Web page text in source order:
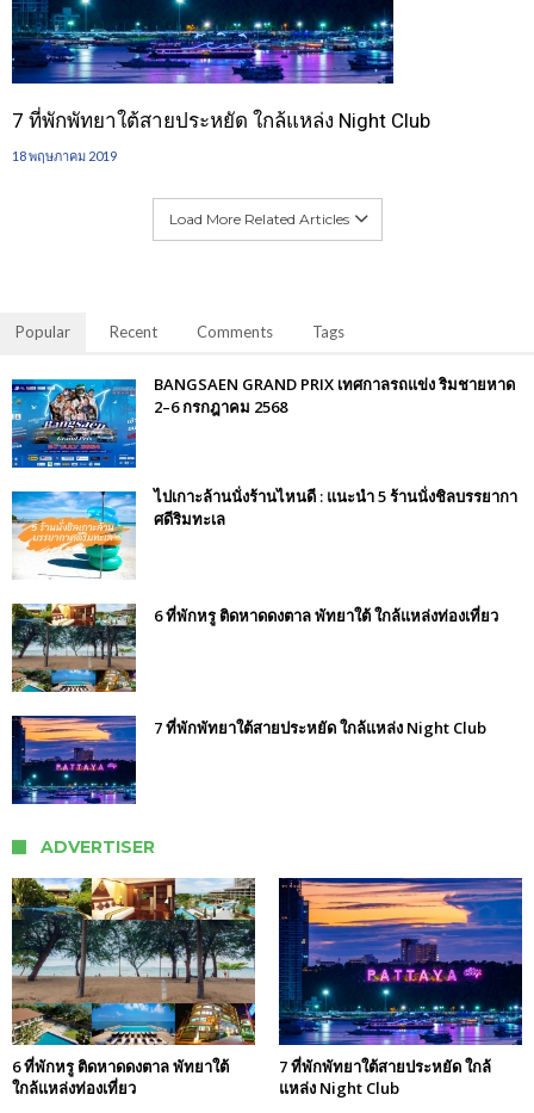
7 ที่พักพัทยาใต้สายประหยัด ใกล้แหล่ง Night Club
18 พฤษภาคม 2019
Load More Related Articles
Popular Recent Comments Tags
BANGSAEN GRAND PRIX เทศกาลรถแข่ง ริมชายหาด
2–6 กรกฎาคม 2568
ไปเกาะล้านนั่งร้านไหนดี : แนะนำ 5 ร้านนั่งชิลบรรยากา
ศดีริมทะเล
6 ที่พักหรู ติดหาดดงตาล พัทยาใต้ ใกล้แหล่งท่องเที่ยว
7 ที่พักพัทยาใต้สายประหยัด ใกล้แหล่ง Night Club
ADVERTISER
6 ที่พักหรู ติดหาดดงตาล พัทยาใต้
ใกล้แหล่งท่องเที่ยว
7 ที่พักพัทยาใต้สายประหยัด ใกล้
แหล่ง Night Club